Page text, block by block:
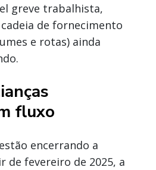
greve trabalhista,
de fornecimento
e rotas) ainda
fluxo
encerrando a
de fevereiro de 2025, a